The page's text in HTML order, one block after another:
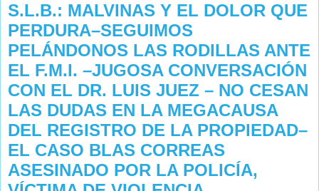
S.L.B.: MALVINAS Y EL DOLOR QUE
PERDURA–SEGUIMOS
PELÁNDONOS LAS RODILLAS ANTE
EL F.M.I. –JUGOSA CONVERSACIÓN
CON EL DR. LUIS JUEZ – NO CESAN
LAS DUDAS EN LA MEGACAUSA
DEL REGISTRO DE LA PROPIEDAD–
EL CASO BLAS CORREAS
ASESINADO POR LA POLICÍA,